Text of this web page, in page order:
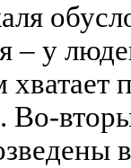
– у
Во-